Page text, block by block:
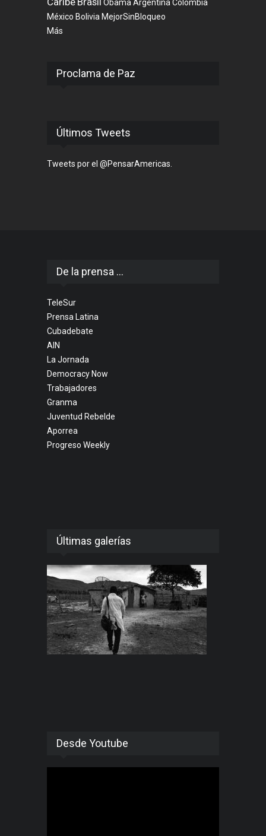
Obama Argentina Colombia
México Bolivia MejorSinBloqueo
Más
Proclama de Paz
Últimos Tweets
Tweets por el @PensarAmericas.
De la prensa ...
TeleSur
Prensa Latina
Cubadebate
AIN
La Jornada
Democracy Now
Trabajadores
Granma
Juventud Rebelde
Aporrea
Progreso Weekly
Últimas galerías
Desde Youtube